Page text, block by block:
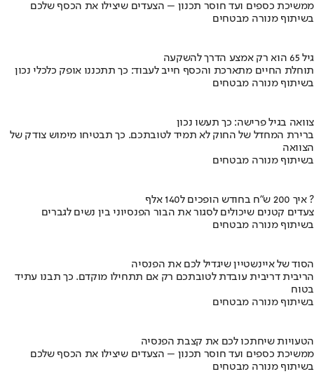
ממשיכת כספים ועד חוסר תכנון – הצעדים שיצילו את הכסף שלכם
בשיתוף מנורה מבטחים
גיל 65 הוא רק אמצע הדרך להשקעה
תוחלת החיים מתארכת והכסף חייב לעבוד: כך תתכננו אופק כלכלי נכון
בשיתוף מנורה מבטחים
צוואה בגיל פרישה: כך תעשו נכון
ברירת המחדל של החוק לא תמיד לטובתכם. כך תבטיחו מימוש צודק של
הצוואה
בשיתוף מנורה מבטחים
איך 200 ש"ח בחודש הופכים ל140 אלף ?
צעדים קטנים שיכולים לסגור את הבור הפנסיוני בין נשים לגברים
בשיתוף מנורה מבטחים
הסוד של איינשטיין שיגדיל לכם את הפנסיה
הריבית דריבית עובדת לטובתכם רק אם תתחילו מוקדם. כך תבנו עתיד
בטוח
בשיתוף מנורה מבטחים
הטעויות שיחתכו לכם את קצבת הפנסיה
ממשיכת כספים ועד חוסר תכנון – הצעדים שיצילו את הכסף שלכם
בשיתוף מנורה מבטחים